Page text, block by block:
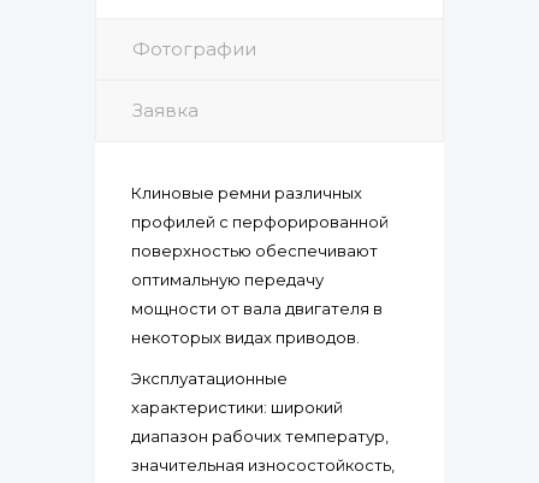
Фотографии
Заявка
Клиновые ремни различных
профилей с перфорированной
поверхностью обеспечивают
оптимальную передачу
мощности от вала двигателя в
некоторых видах приводов.
Эксплуатационные
характеристики: широкий
диапазон рабочих температур,
значительная износостойкость,